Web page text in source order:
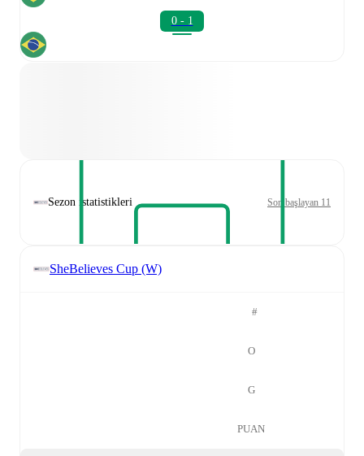
0 - 1
Sezon istatistikleri Son başlayan 11
SheBelieves Cup (W)
#
O
G
PUAN